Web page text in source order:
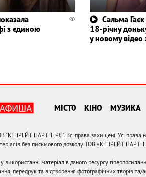
з єдиною
Сальма
18-річну
у новому відео
МІСТО КІНО МУЗИКА
ПАРТНЕРС". Всі права захищені. Усі права
без письмового дозволу ТОВ «КЕПРЕЙТ
використанні матеріалів даного ресурсу
передрук та відтворення фотографічних творів